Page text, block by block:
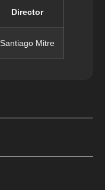
Director
Santiago Mitre